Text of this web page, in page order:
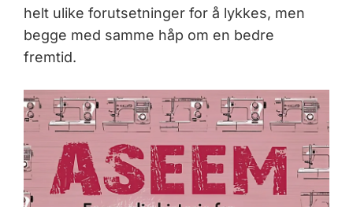
helt ulike forutsetninger for å lykkes, men
begge med samme håp om en bedre
fremtid.